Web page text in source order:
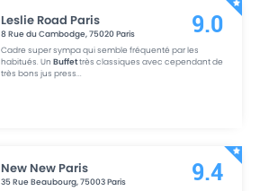
Leslie Road Paris
8 Rue du Cambodge,75020Paris
Cadre super sympa qui semble fréquenté par les
habitués. UnBuffettrès classiques avec cependant de
très bons jus press...
9.0
New New Paris
35 Rue Beaubourg,75003Paris
9.4